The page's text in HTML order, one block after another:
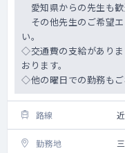
愛知県からの先生も歓
その他先生のご希望
い。
◇交通費の支給があり
おります。
◇他の曜日での勤務もご
路線
勤務地